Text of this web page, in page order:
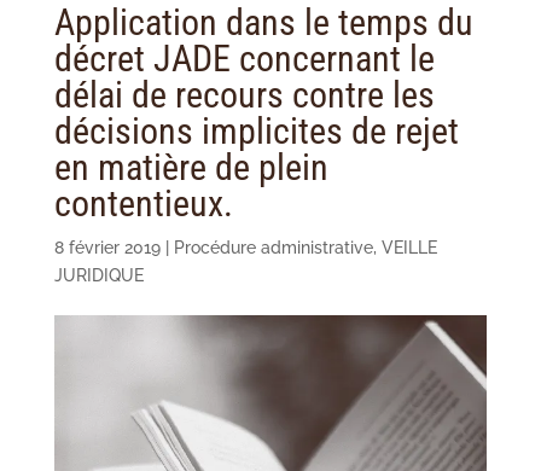
Application dans le temps du
décret JADE concernant le
délai de recours contre les
décisions implicites de rejet
en matière de plein
contentieux.
8 février 2019| Procédure administrative, VEILLE
JURIDIQUE